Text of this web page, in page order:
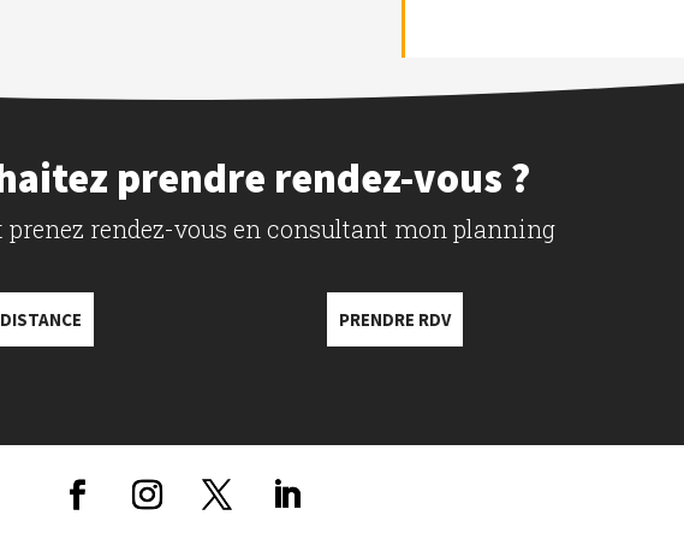
prendre rendez-vous ?
prenez rendez-vous en consultant mon planning
PRENDRE RDV